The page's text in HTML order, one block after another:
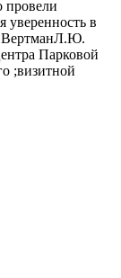
провели
уверенность в
ВертманЛ.Ю.
Парковой
;визитной